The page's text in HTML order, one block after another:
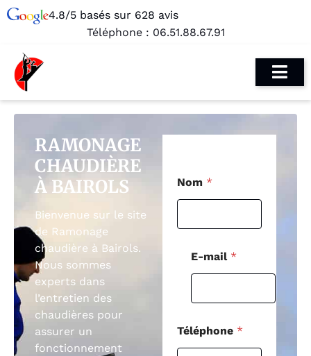
4.8/5 basés sur 628 avis
Téléphone : 06.51.88.67.91
RAMONAGE
CHAUDIÈRE
À BAIROLS
Bienvenue sur le site
de Ramonage
chaudière à Bairols.
Nous sommes
experts dans
l’entretien des
chaudières pour
assurer un
fonctionnement
Nom *
d
*
E-mail *
Téléphone *